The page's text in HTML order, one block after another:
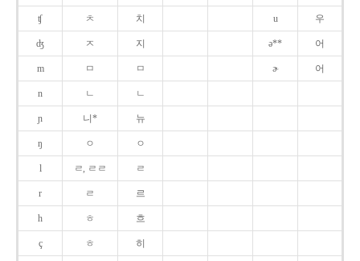
ʧ ㅊ 치 u 우
ʤ ㅈ 지 ə** 어
m ㅁ ㅁ ɚ 어
n ㄴ ㄴ
ɲ 니* 뉴
ŋ ㅇ ㅇ
l ㄹ, ㄹㄹ ㄹ
r ㄹ 르
h ㅎ 흐
ç ㅎ 히